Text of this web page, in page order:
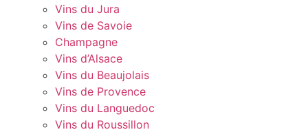
Vins du Jura
Vins de Savoie
Champagne
Vins d’Alsace
Vins du Beaujolais
Vins de Provence
Vins du Languedoc
Vins du Roussillon